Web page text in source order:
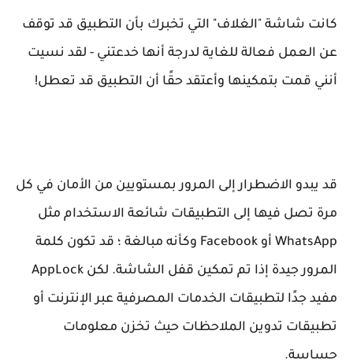
كانت شاشة "الغلاف" التي تخبرك بأن التطبيق قد توقف
عن العمل فعالة للغاية لدرجة أنها خدعتني - لقد نسيت
أنني قمت بتمكينها وأعتقد حقًا أن التطبيق قد تعطل!
قد يبدو الاضطرار إلى المرور بمستويين من الأمان في كل
مرة تصل فيها إلى التطبيقات شائعة الاستخدام مثل
WhatsApp أو Facebook وكأنه مبالغة ؛ قد تكون كلمة
المرور جيدة إذا تم تمكين قفل الشاشة. لكن AppLock
مفيد جدًا لتطبيقات الخدمات المصرفية عبر الإنترنت أو
تطبيقات تدوين الملاحظات حيث تخزن معلومات
حساسة.